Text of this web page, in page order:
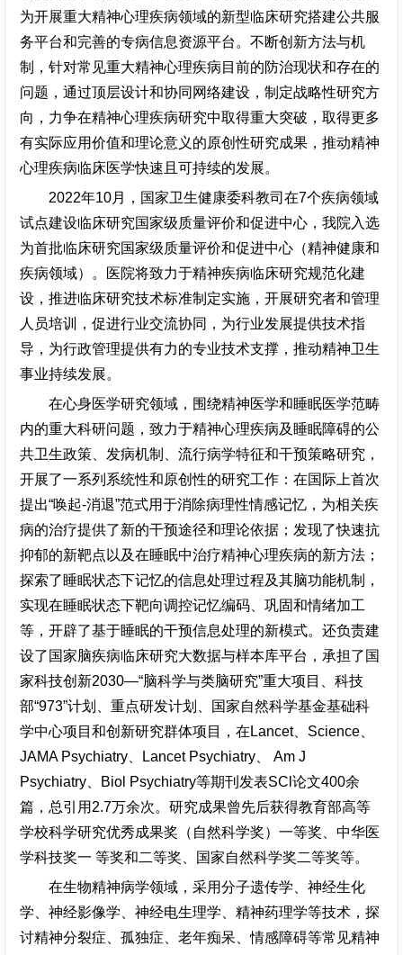
为开展重大精神心理疾病领域的新型临床研究搭建公共服
务平台和完善的专病信息资源平台。不断创新方法与机
制，针对常见重大精神心理疾病目前的防治现状和存在的
问题，通过顶层设计和协同网络建设，制定战略性研究方
向，力争在精神心理疾病研究中取得重大突破，取得更多
有实际应用价值和理论意义的原创性研究成果，推动精神
心理疾病临床医学快速且可持续的发展。
2022年10月，国家卫生健康委科教司在7个疾病领域
试点建设临床研究国家级质量评价和促进中心，我院入选
为首批临床研究国家级质量评价和促进中心（精神健康和
疾病领域）。医院将致力于精神疾病临床研究规范化建
设，推进临床研究技术标准制定实施，开展研究者和管理
人员培训，促进行业交流协同，为行业发展提供技术指
导，为行政管理提供有力的专业技术支撑，推动精神卫生
事业持续发展。
在心身医学研究领域，围绕精神医学和睡眠医学范畴
内的重大科研问题，致力于精神心理疾病及睡眠障碍的公
共卫生政策、发病机制、流行病学特征和干预策略研究，
开展了一系列系统性和原创性的研究工作：在国际上首次
提出“唤起-消退”范式用于消除病理性情感记忆，为相关疾
病的治疗提供了新的干预途径和理论依据；发现了快速抗
抑郁的新靶点以及在睡眠中治疗精神心理疾病的新方法；
探索了睡眠状态下记忆的信息处理过程及其脑功能机制，
实现在睡眠状态下靶向调控记忆编码、巩固和情绪加工
等，开辟了基于睡眠的干预信息处理的新模式。还负责建
设了国家脑疾病临床研究大数据与样本库平台，承担了国
家科技创新2030—“脑科学与类脑研究”重大项目、科技
部“973”计划、重点研发计划、国家自然科学基金基础科
学中心项目和创新研究群体项目，在Lancet、Science、
JAMA Psychiatry、Lancet Psychiatry、 Am J
Psychiatry、Biol Psychiatry等期刊发表SCl论文400余
篇，总引用2.7万余次。研究成果曾先后获得教育部高等
学校科学研究优秀成果奖（自然科学奖）一等奖、中华医
学科技奖一 等奖和二等奖、国家自然科学奖二等奖等。
在生物精神病学领域，采用分子遗传学、神经生化
学、神经影像学、神经电生理学、精神药理学等技术，探
讨精神分裂症、孤独症、老年痴呆、情感障碍等常见精神